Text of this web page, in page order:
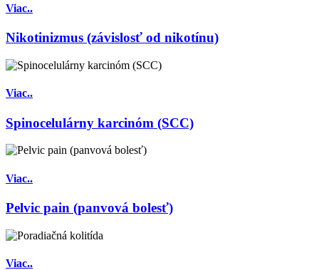
Viac..
Nikotinizmus (závislosť od nikotínu)
Viac..
Spinocelulárny karcinóm (SCC)
Viac..
Pelvic pain (panvová bolesť)
Viac..